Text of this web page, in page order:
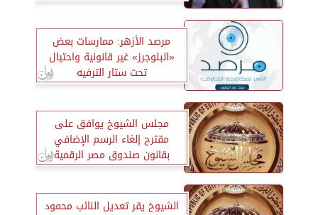
مرصد الأزهر: ممارسات بعض
«البلوجرز» غير قانونية واحتيال
تحت ستار الترفيه
مجلس الشيوخ يوافق على
مقترح إلغاء الرسم الإضافي
بقانون صندوق مصر الرقمية
الشيوخ يقر تعديل النائب محمود